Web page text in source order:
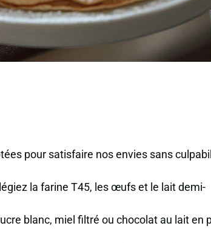
pour satisfaire nos envies sans
la farine T45, les œufs et le lait demi-
blanc, miel filtré ou chocolat au lait en